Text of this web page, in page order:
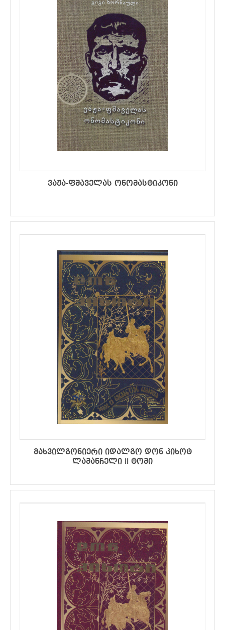
ვაჟა-ფშაველას ონომასტიკონი
მახვილგონიერი იდალგო დონ კიხოტ
ლამანჩელი II ტომი